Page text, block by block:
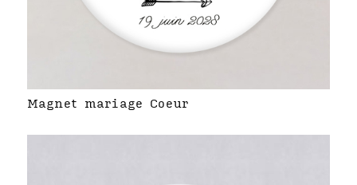
Magnet mariage Coeur